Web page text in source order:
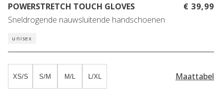
POWERSTRETCH TOUCH GLOVES
Sneldrogende nauwsluitende handschoenen
€ 39,99
unisex
XS/S S/M M/L L/XL Maattabel